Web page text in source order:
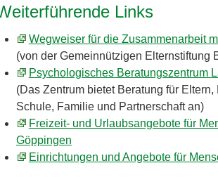
Links
Wegweiser für die Zusammenarbeit
(von der Gemeinnützigen Elternstiftung
Psychologisches Beratungszentrum
(Das Zentrum bietet Beratung für
Schule, Familie und Partnerschaft an)
Freizeit- und Urlaubsangebote für
Göppingen
Einrichtungen und Angebote für